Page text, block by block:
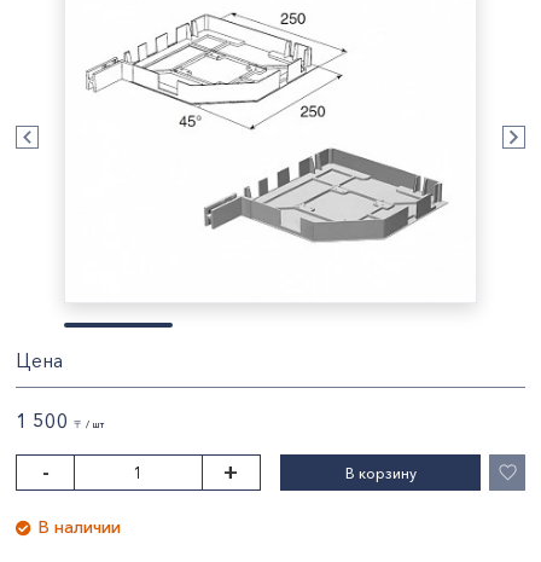
Цена
1 500 〒 / шт
- + В корзину
В наличии